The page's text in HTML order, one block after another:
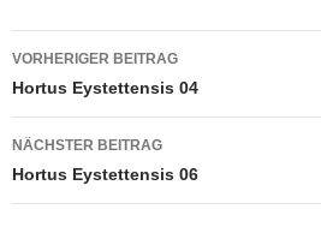
b
o
o
k
d
o
n
Beitragsnavigation
VORHERIGER BEITRAG
Hortus Eystettensis 04
NÄCHSTER BEITRAG
Hortus Eystettensis 06